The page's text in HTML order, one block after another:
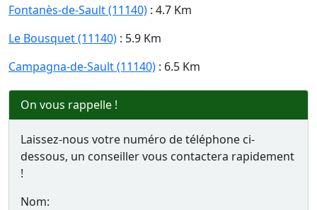
Fontanès-de-Sault (11140) : 4.7 Km
Le Bousquet (11140) : 5.9 Km
Campagna-de-Sault (11140) : 6.5 Km
On vous rappelle !
Laissez-nous votre numéro de téléphone ci-
dessous, un conseiller vous contactera rapidement
!
Nom: